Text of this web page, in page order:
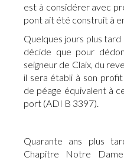
est à considérer avec
pont ait été construit à
Quelques jours plus
décide que pour
seigneur de Claix, du
il sera établi à son
de péage équivalent à
port (ADI B 3397).
Quarante ans plus
Chapitre Notre